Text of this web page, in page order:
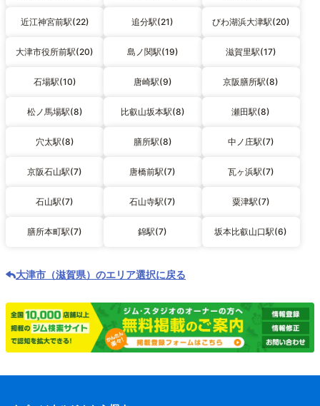
近江神宮前駅(22) 追分駅(21) びわ湖浜大津駅(20)
大津市役所前駅(20) 島ノ関駅(19) 滋賀里駅(17)
石場駅(10) 唐崎駅(9) 京阪膳所駅(8)
松ノ馬場駅(8) 比叡山坂本駅(8) 瀬田駅(8)
穴太駅(8) 膳所駅(8) 中ノ庄駅(7)
京阪石山駅(7) 唐橋前駅(7) 瓦ヶ浜駅(7)
石山駅(7) 石山寺駅(7) 粟津駅(7)
膳所本町駅(7) 錦駅(7) 坂本比叡山口駅(6)
大津市（滋賀県）のエリア選択に戻る